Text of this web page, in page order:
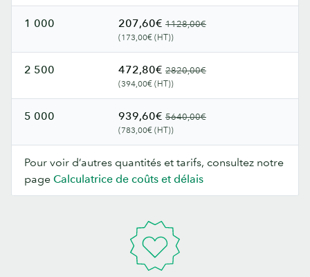
1 000 207,60€ 1128,00€
(173,00€ (HT))
2 500 472,80€ 2820,00€
(394,00€ (HT))
5 000 939,60€ 5640,00€
(783,00€ (HT))
Pour voir d’autres quantités et tarifs, consultez notre
page Calculatrice de coûts et délais